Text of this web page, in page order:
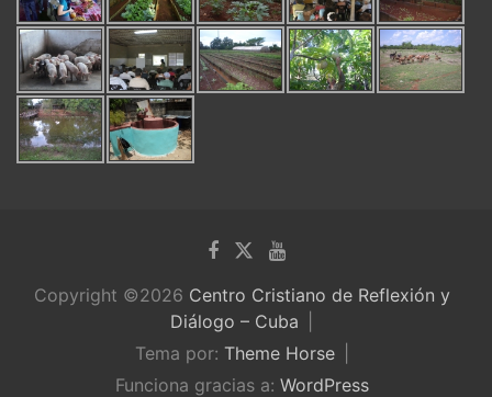
Copyright ©2026 Centro Cristiano de Reflexión y
Diálogo – Cuba
Tema por: Theme Horse
Funciona gracias a: WordPress